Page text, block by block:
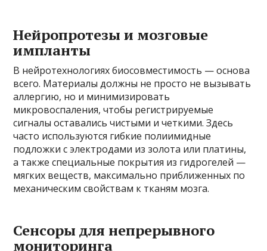
Нейропротезы и мозговые
импланты
В нейротехнологиях биосовместимость — основа
всего. Материалы должны не просто не вызывать
аллергию, но и минимизировать
микровоспаления, чтобы регистрируемые
сигналы оставались чистыми и четкими. Здесь
часто используются гибкие полиимидные
подложки с электродами из золота или платины,
а также специальные покрытия из гидрогелей —
мягких веществ, максимально приближенных по
механическим свойствам к тканям мозга.
Сенсоры для непрерывного
мониторинга